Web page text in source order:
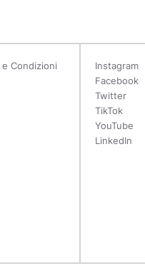
Condizioni
Instagram
Facebook
Twitter
TikTok
YouTube
LinkedIn